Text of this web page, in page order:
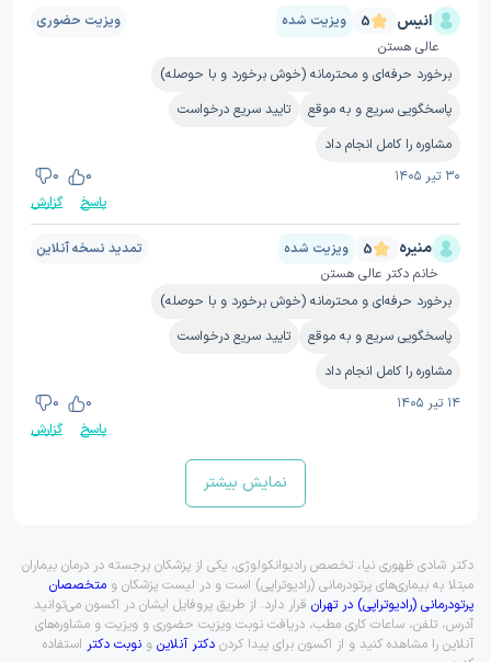
انیس 5 ویزیت شده
ویزیت حضوری
عالی هستن
برخورد حرفه‌ای و محترمانه (خوش برخورد و با حوصله)
پاسخگویی سریع و به موقع
تایید سریع درخواست
مشاوره را کامل انجام داد
۳۰ تیر ۱۴۰۵
0
0
پاسخ
گزارش
منیره 5 ویزیت شده
تمدید نسخه‌ آنلاین
خانم دکتر عالی هستن
برخورد حرفه‌ای و محترمانه (خوش برخورد و با حوصله)
پاسخگویی سریع و به موقع
تایید سریع درخواست
مشاوره را کامل انجام داد
۱۴ تیر ۱۴۰۵
0
0
پاسخ
گزارش
نمایش بیشتر
دکتر شادی ظهوری نیا، تخصص رادیوانکولوژی، یکی از پزشکان برجسته در درمان بیماران
مبتلا به بیماری‌های پرتودرمانی (رادیوتراپی) است و در لیست پزشکان و متخصصان
پرتودرمانی (رادیوتراپی) در تهران قرار دارد. از طریق پروفایل ایشان در اکسون می‌توانید
آدرس، تلفن، ساعات کاری مطب، دریافت نوبت ویزیت حضوری و ویزیت و مشاوره‌های
آنلاین را مشاهده کنید و از اکسون برای پیدا کردن دکتر آنلاین و نوبت دکتر استفاده